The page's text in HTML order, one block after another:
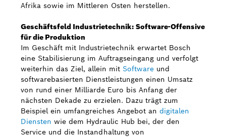
Afrika sowie im Mittleren Osten herstellen.
Geschäftsfeld Industrietechnik: Software-Offensive
für die Produktion
Im Geschäft mit Industrietechnik erwartet Bosch
eine Stabilisierung im Auftragseingang und verfolgt
weiterhin das Ziel, allein mit Software und
softwarebasierten Dienstleistungen einen Umsatz
von rund einer Milliarde Euro bis Anfang der
nächsten Dekade zu erzielen. Dazu trägt zum
Beispiel ein umfangreiches Angebot an digitalen
Diensten wie dem Hydraulic Hub bei, der den
Service und die Instandhaltung von